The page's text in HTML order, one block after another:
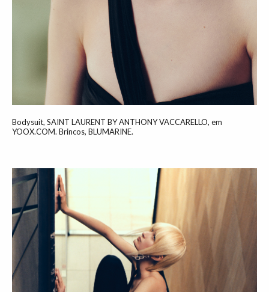
Bodysuit, SAINT LAURENT BY ANTHONY VACCARELLO, em
YOOX.COM. Brincos, BLUMARINE.